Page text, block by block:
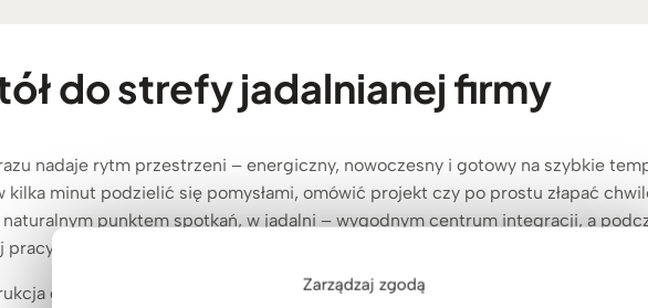
Zarządzaj zgodą
do strefy jadalnianej firmy
nadaje rytm przestrzeni – energiczny, nowoczesny i gotowy na szybkie
kilka minut podzielić się pomysłami, omówić projekt czy po prostu złapać
punktem spotkań, w jadalni – wygodnym centrum integracji, a
gwarantuje stabilność i trwałość, a prosty, elegancki design wpasuje się